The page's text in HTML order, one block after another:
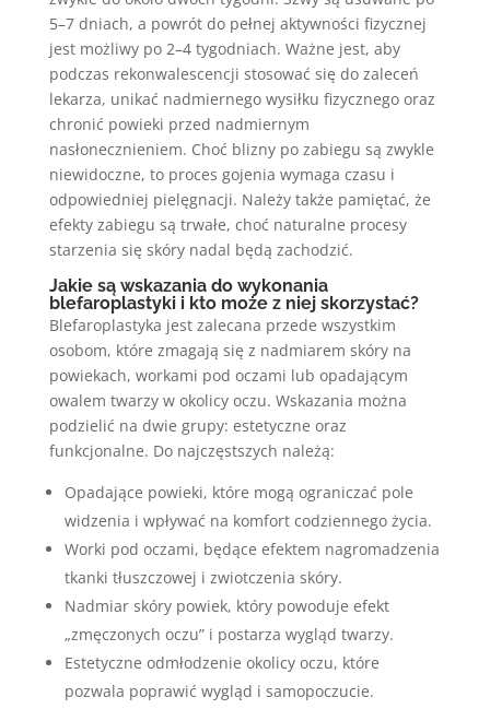
5–7 dniach, a powrót do pełnej aktywności fizycznej
jest możliwy po 2–4 tygodniach. Ważne jest, aby
podczas rekonwalescencji stosować się do zaleceń
lekarza, unikać nadmiernego wysiłku fizycznego oraz
chronić powieki przed nadmiernym
nasłonecznieniem. Choć blizny po zabiegu są zwykle
niewidoczne, to proces gojenia wymaga czasu i
odpowiedniej pielęgnacji. Należy także pamiętać, że
efekty zabiegu są trwałe, choć naturalne procesy
starzenia się skóry nadal będą zachodzić.
Jakie są wskazania do wykonania
blefaroplastyki i kto może z niej skorzystać?
Blefaroplastyka jest zalecana przede wszystkim
osobom, które zmagają się z nadmiarem skóry na
powiekach, workami pod oczami lub opadającym
owalem twarzy w okolicy oczu. Wskazania można
podzielić na dwie grupy: estetyczne oraz
funkcjonalne. Do najczęstszych należą:
Opadające powieki, które mogą ograniczać pole
widzenia i wpływać na komfort codziennego życia.
Worki pod oczami, będące efektem nagromadzenia
tkanki tłuszczowej i zwiotczenia skóry.
Nadmiar skóry powiek, który powoduje efekt
„zmęczonych oczu” i postarza wygląd twarzy.
Estetyczne odmłodzenie okolicy oczu, które
pozwala poprawić wygląd i samopoczucie.